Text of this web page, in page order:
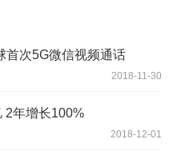
首次5G微信视频通话
2018-11-30
2年增长100%
2018-12-01